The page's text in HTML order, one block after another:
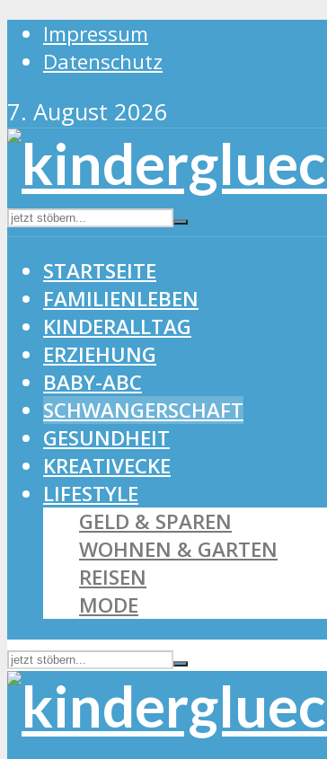
Impressum
Datenschutz
7. August 2026
STARTSEITE
FAMILIENLEBEN
KINDERALLTAG
ERZIEHUNG
BABY-ABC
SCHWANGERSCHAFT
GESUNDHEIT
KREATIVECKE
LIFESTYLE
GELD & SPAREN
WOHNEN & GARTEN
REISEN
MODE